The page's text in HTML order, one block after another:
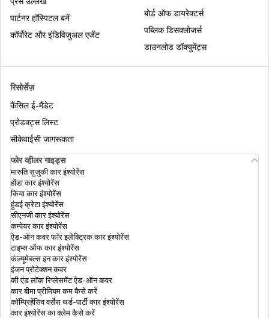
कार इंश्योरेंस में कंज्यूमेबल
कार इंश्योरेंस क्लेम के खारिज होने के कारण
बंपर टू बंपर कार इंश्योरेंस
कॉम्प्रिहेंसिव मोटर इंश्योरेंस
क्यों आपको अपनी वाहन की बढ़ी हुई IDV वैल्यू चुनना
चाहिए ?
रिसोर्सेज़
कैंसिल ई-मैंडेट
प्रोडक्ट्स लिस्ट
सीकेवाईसी जागरूकता
पार्टनर हॉस्पिटल बनें
कॉर्पोरेट और इंडिविजुअल एजेंट
बोर्ड ऑफ डायरेक्टर्स
पब्लिक डिसक्लोजर्स
डाउनलोड डॉक्युमेंट्स
फोर व्हीलर गाइड्स
मारुति सुजुकी कार इंश्योरेंस
होंडा कार इंश्योरेंस
किया कार इंश्योरेंस
हुंडई क्रेटा इंश्योरेंस
सीएनजी कार इंश्योरेंस
कम्पेयर कार इंश्योरेंस
ऐड-ऑन कवर फॉर इलेक्ट्रिक कार इंश्योरेंस
टाइप्स ऑफ कार इंश्योरेंस
कंज़्यूमेबल्स इन कार इंश्योरेंस
इंजन प्रोटेक्शन कवर
की एंड लॉक रिप्लेसमेंट ऐड-ऑन कवर
कार बीमा प्रीमियम कम कैसे करें
कॉम्प्रिहेंसिव वर्सेस थर्ड-पार्टी कार इंश्योरेंस
कार इंश्योरेंस का क्लेम कैसे करें